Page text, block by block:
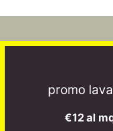
promo
€12 al